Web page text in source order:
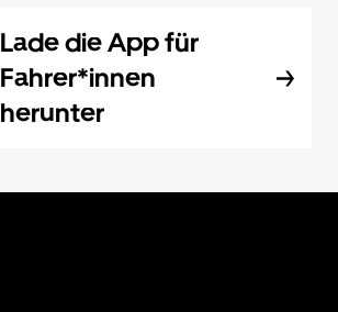
Lade die App für
Fahrer*innen
herunter